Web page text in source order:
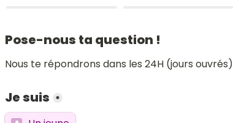
Pose-nous ta question !
Nous te répondrons dans les 24H (jours ouvrés)
Je suis *